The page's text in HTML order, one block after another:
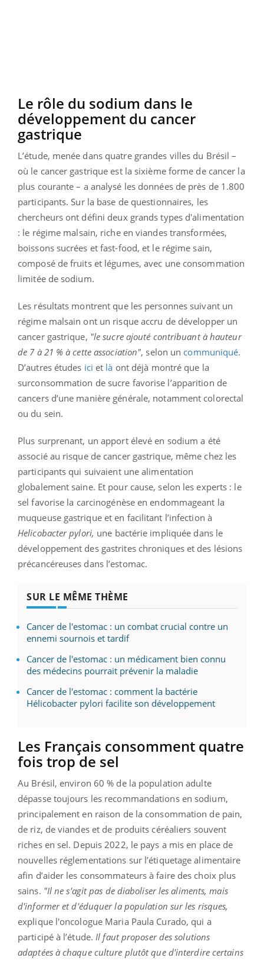
Le rôle du sodium dans le
développement du cancer
gastrique
L’étude, menée dans quatre grandes villes du Brésil –
où le cancer gastrique est la sixième forme de cancer la
plus courante – a analysé les données de près de 1.800
participants. Sur la base de questionnaires, les
chercheurs ont défini deux grands types d'alimentation
: le régime malsain, riche en viandes transformées,
boissons sucrées et fast-food, et le régime sain,
composé de fruits et légumes, avec une consommation
limitée de sodium.
Les résultats montrent que les personnes suivant un
régime malsain ont un risque accru de développer un
cancer gastrique, "le sucre ajouté contribuant à hauteur
de 7 à 21 % à cette association", selon un communiqué.
D’autres études ici et là ont déjà montré que la
surconsommation de sucre favorise l’apparition de
cancers d’une manière générale, notamment colorectal
ou du sein.
Plus surprenant, un apport élevé en sodium a été
associé au risque de cancer gastrique, même chez les
participants qui suivaient une alimentation
globalement saine. Et pour cause, selon les experts : le
sel favorise la carcinogénèse en endommageant la
muqueuse gastrique et en facilitant l’infection à
Helicobacter pylori, une bactérie impliquée dans le
développement des gastrites chroniques et des lésions
précancéreuses dans l’estomac.
SUR LE MÊME THÈME
Cancer de l'estomac : un combat crucial contre un
ennemi sournois et tardif
Cancer de l'estomac : un médicament bien connu
des médecins pourrait prévenir la maladie
Cancer de l'estomac : comment la bactérie
Hélicobacter pylori facilite son développement
Les Français consomment quatre
fois trop de sel
Au Brésil, environ 60 % de la population adulte
dépasse toujours les recommandations en sodium,
principalement en raison de la consommation de pain,
de riz, de viandes et de produits céréaliers souvent
riches en sel. Depuis 2022, le pays a mis en place de
nouvelles réglementations sur l’étiquetage alimentaire
afin d’aider les consommateurs à faire des choix plus
sains. "Il ne s'agit pas de diaboliser les aliments, mais
d'informer et d'éduquer la population sur les risques,
explique l'oncologue Maria Paula Curado, qui a
participé à l’étude. Il faut proposer des solutions
adaptées à chaque culture plutôt que d'interdire certains